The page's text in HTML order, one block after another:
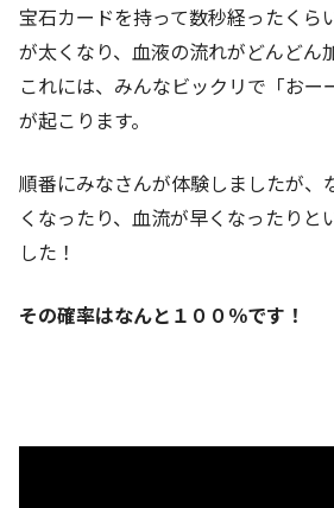
宝石カードを持って数秒経ったくら
が太くなり、血液の流れがどんどん
これには、みんなビックリで「おー
が起こります。
順番にみなさんが体験しましたが、
くなったり、血流が早くなったりと
した！
その確率はなんと１００％です！